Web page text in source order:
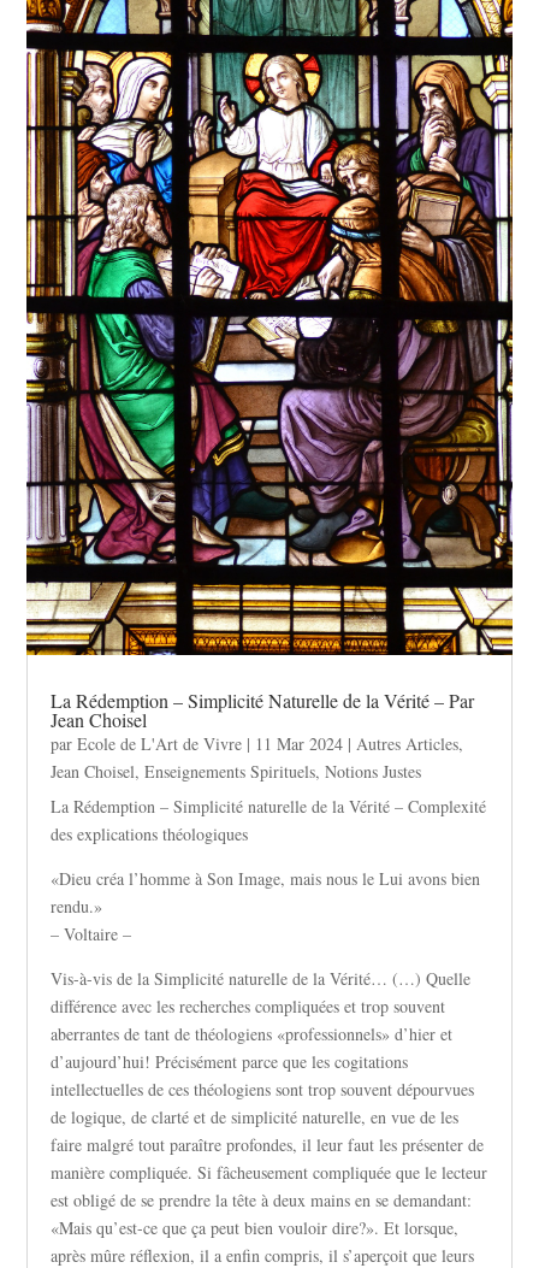
La Rédemption – Simplicité Naturelle de la Vérité – Par
Jean Choisel
parEcole de L'Art de Vivre | 11 Mar 2024 | Autres Articles,
Jean Choisel,Enseignements Spirituels,Notions Justes
La Rédemption – Simplicité naturelle de la Vérité – Complexité
des explications théologiques
«Dieu créa l’homme à Son Image, mais nous le Lui avons bien
rendu.»
– Voltaire –
Vis-à-vis de la Simplicité naturelle de la Vérité… (…) Quelle
différence avec les recherches compliquées et trop souvent
aberrantes de tant de théologiens «professionnels» d’hier et
d’aujourd’hui! Précisément parce que les cogitations
intellectuelles de ces théologiens sont trop souvent dépourvues
de logique, de clarté et de simplicité naturelle, en vue de les
faire malgré tout paraître profondes, il leur faut les présenter de
manière compliquée. Si fâcheusement compliquée que le lecteur
est obligé de se prendre la tête à deux mains en se demandant:
«Mais qu’est-ce que ça peut bien vouloir dire?». Et lorsque,
après mûre réflexion, il a enfin compris, il s’aperçoit que leurs